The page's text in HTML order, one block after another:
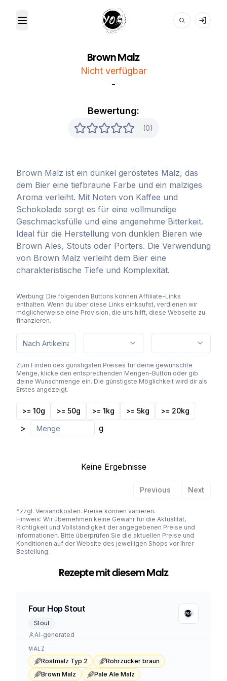
Toggle Menu Your Own Beer
Brown Malz
Bewertung:
(0)
Nicht verfügbar
-
Brown Malz ist ein dunkel geröstetes Malz, das
dem Bier eine tiefbraune Farbe und ein malziges
Aroma verleiht. Mit Noten von Kaffee und
Schokolade sorgt es für eine vollmundige
Geschmacksfülle und eine angenehme Bitterkeit.
Ideal für die Herstellung von dunklen Bieren wie
Brown Ales, Stouts oder Porters. Die Verwendung
von Brown Malz verleiht dem Bier eine
charakteristische Tiefe und Komplexität.
Werbung: Die folgenden Buttons können Affiliate-Links
enthalten. Wenn du über diese Links einkaufst, verdienen wir
möglicherweise eine Provision, die uns hilft, diese Webseite zu
finanzieren.
Zum Finden des günstigsten Preises für deine gewünschte
Menge, klicke den entsprechenden Mengen-Button oder gib
deine Wunschmenge ein. Die günstigste Möglichkeit wird dir als
Erstes angezeigt.
>= 10g >= 50g >= 1kg >= 5kg >= 20kg
> g
Keine Ergebnisse
Previous Next
*zzgl. Versandkosten. Preise können variieren.
Hinweis: Wir übernehmen keine Gewähr für die Aktualität,
Richtigkeit und Vollständigkeit der angegebenen Preise und
Informationen. Bitte überprüfen Sie die aktuellen Preise und
Konditionen auf der Website des jeweiligen Shops vor Ihrer
Bestellung.
Rezepte mit diesem Malz
Four Hop Stout
Stout
AI-generated
MALZ
Röstmalz Typ 2
Rohrzucker braun
Brown Malz
Pale Ale Malz